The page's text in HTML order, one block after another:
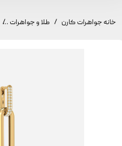
خانه جواهرات کارن طلا و جواهرات